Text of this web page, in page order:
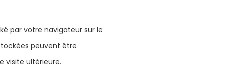
par votre navigateur sur le
peuvent être
visite ultérieure.